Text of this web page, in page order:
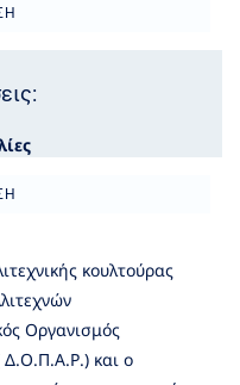
κουλτούρας
Οργανισμός
Δ.Ο.Π.Α.Ρ.) και ο